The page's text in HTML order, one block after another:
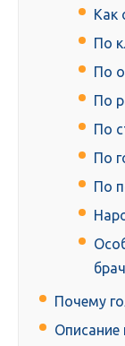
Как
По
По
По
По
По
По
Почему
Описание